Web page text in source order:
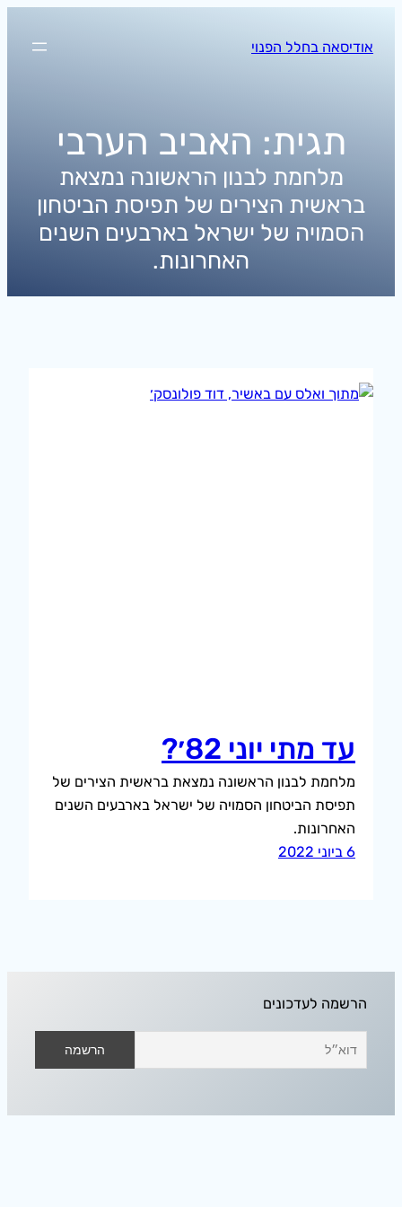
לתוכןאודיסאה בחלל הפנוי
תגית: האביב הערבי
מלחמת לבנון הראשונה נמצאת
בראשית הצירים של תפיסת הביטחון
הסמויה של ישראל בארבעים השנים
האחרונות.
עד מתי יוני 82׳?
מלחמת לבנון הראשונה נמצאת בראשית הצירים של
תפיסת הביטחון הסמויה של ישראל בארבעים השנים
האחרונות.
6 ביוני 2022
הרשמה לעדכונים